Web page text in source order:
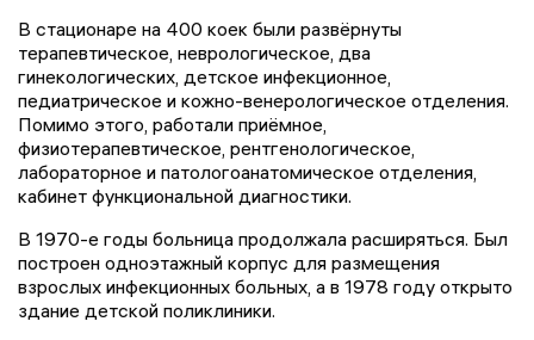
В стационаре на 400 коек были развёрнуты
терапевтическое, неврологическое, два
гинекологических, детское инфекционное,
педиатрическое и кожно-венерологическое отделения.
Помимо этого, работали приёмное,
физиотерапевтическое, рентгенологическое,
лабораторное и патологоанатомическое отделения,
кабинет функциональной диагностики.
В 1970-е годы больница продолжала расширяться. Был
построен одноэтажный корпус для размещения
взрослых инфекционных больных, а в 1978 году открыто
здание детской поликлиники.